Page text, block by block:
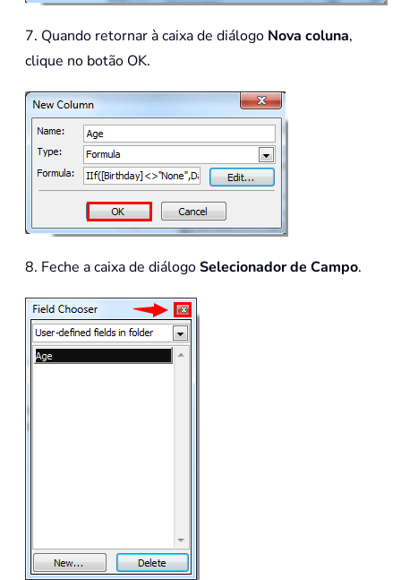
7. Quando retornar à caixa de diálogo Nova coluna,
clique no botão OK.
8. Feche a caixa de diálogoSelecionador de Campo.